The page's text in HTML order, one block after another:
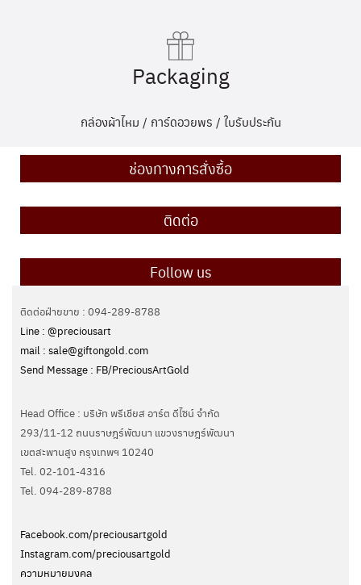
Packaging
กล่องผ้าไหม / การ์ดอวยพร / ใบรับประกัน
ช่องทางการสั่งซื้อ
ติดต่อ
Follow us
ติดต่อฝ่ายขาย : 094-289-8788
Line : @preciousart
mail : sale@giftongold.com
Send Message : FB/PreciousArtGold
Head Office : บริษัท พรีเชียส อาร์ต ดีไซน์ จำกัด
293/11-12 ถนนราษฎร์พัฒนา แขวงราษฎร์พัฒนา
เขตสะพานสูง กรุงเทพฯ 10240
Tel. 02-101-4316
Tel. ‭094-289-8788‬
Facebook.com/preciousartgold
Instagram.com/preciousartgold
ความหมายมงคล